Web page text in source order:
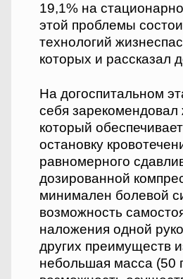
19,1% на
этой проблемы
технологий
которых и рассказал
На догоспитальном
себя зарекомендовал
который
остановку
равномерного
дозированной
минимален болевой
возможность
наложения одной
других преимуществ
небольшая масса (50